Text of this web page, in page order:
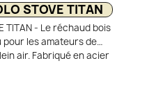
STOVE TITAN
TITAN - Le réchaud bois
pour les amateurs de
air. Fabriqué en acier